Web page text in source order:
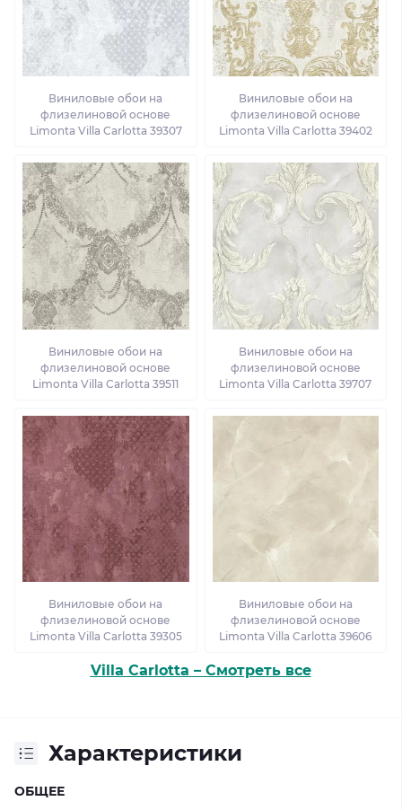
Виниловые обои на
флизелиновой основе
Limonta Villa Carlotta 39307
Виниловые обои на
флизелиновой основе
Limonta Villa Carlotta 39402
Виниловые обои на
флизелиновой основе
Limonta Villa Carlotta 39511
Виниловые обои на
флизелиновой основе
Limonta Villa Carlotta 39707
Виниловые обои на
флизелиновой основе
Limonta Villa Carlotta 39305
Виниловые обои на
флизелиновой основе
Limonta Villa Carlotta 39606
Villa Carlotta – Смотреть все
Характеристики
ОБЩЕЕ